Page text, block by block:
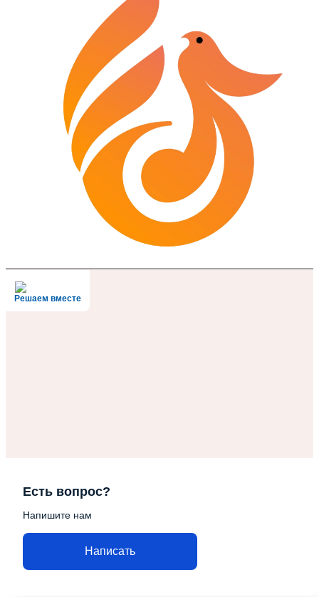
Решаем вместе
Есть вопрос?
Напишите нам
Написать